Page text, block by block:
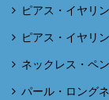
ピアス・イヤリ
ピアス・イヤリ
ネックレス・ペ
パール・ロング